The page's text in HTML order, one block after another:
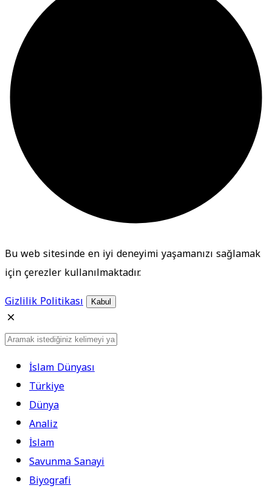
Bu web sitesinde en iyi deneyimi yaşamanızı sağlamak
için çerezler kullanılmaktadır.
Gizlilik Politikası
Kabul
İslam Dünyası
Türkiye
Dünya
Analiz
İslam
Savunma Sanayi
Biyografi